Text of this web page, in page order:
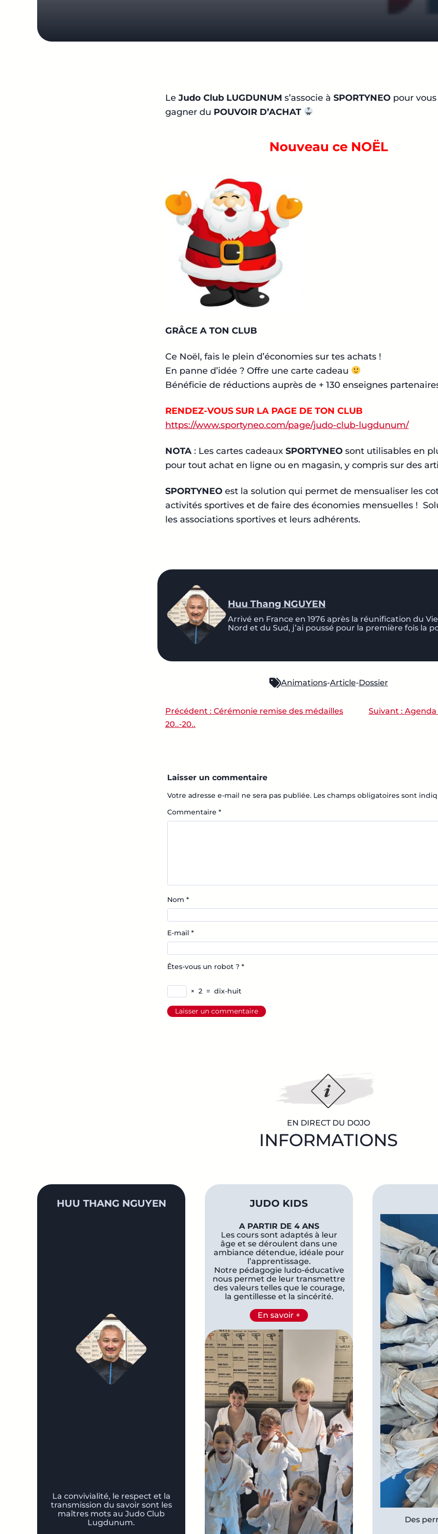
Le Judo Club LUGDUNUM s’associe à SPORTYNEO pour
gagner du POUVOIR D’ACHAT
Nouveau ce NOËL
GRÂCE A TON CLUB
Ce Noël, fais le plein d’économies sur tes achats !
En panne d’idée ? Offre une carte cadeau
Bénéficie de réductions auprès de + 130 enseignes
RENDEZ-VOUS SUR LA PAGE DE TON CLUB
https://www.sportyneo.com/page/judo-club-lugdunum/
NOTA : Les cartes cadeaux SPORTYNEO sont utilisables en
pour tout achat en ligne ou en magasin, y compris sur des
SPORTYNEO est la solution qui permet de mensualiser les
activités sportives et de faire des économies mensuelles !
les associations sportives et leurs adhérents.
Huu Thang NGUYEN
Arrivé en France en 1976 après la réunification du
Nord et du Sud, j’ai poussé pour la première fois la
Animations-Article-Dossier
NAVIGATION DE L’ARTICLE
Précédent : Cérémonie remise des médailles
20..-20..
Suivant : Agenda
Laisser un commentaire
Votre adresse e-mail ne sera pas publiée. Les champs obligatoires sont
Commentaire *
Nom *
E-mail *
Êtes-vous un robot ? *
× 2 = dix-huit
EN DIRECT DU DOJO
INFORMATIONS
HUU THANG NGUYEN
La convivialité, le respect et la
transmission du savoir sont les
maîtres mots au Judo Club
Lugdunum.
JUDO KIDS
A PARTIR DE 4 ANS
Les cours sont adaptés à leur
âge et se déroulent dans une
ambiance détendue, idéale pour
l’apprentissage.
Notre pédagogie ludo-éducative
nous permet de leur transmettre
des valeurs telles que le courage,
la gentillesse et la sincérité.
En savoir +
.
Des